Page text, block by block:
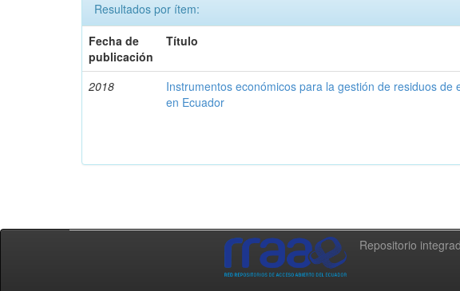
Resultados por ítem:
Fecha de
publicación
Título
2018
Instrumentos económicos para la gestión de residuos de
en Ecuador
Repositorio